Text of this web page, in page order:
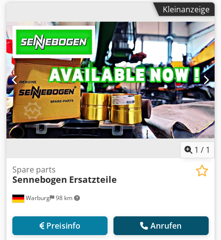
Kleinanzeige
1 / 1
Warburg 98 km
Spare parts
Sennebogen Ersatzteile
Preisinfo Anrufen